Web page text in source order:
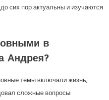
сих пор актуальны и изучаются
в
Андрея?
темы включали жизнь,
сложные вопросы